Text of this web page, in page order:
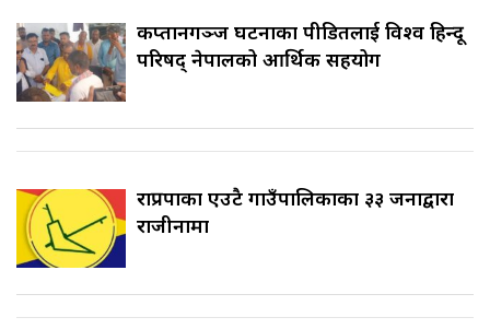
कप्तानगञ्ज घटनाका पीडितलाई विश्व हिन्दू
परिषद् नेपालको आर्थिक सहयोग
राप्रपाका एउटै गाउँपालिकाका ३३ जनाद्वारा
राजीनामा